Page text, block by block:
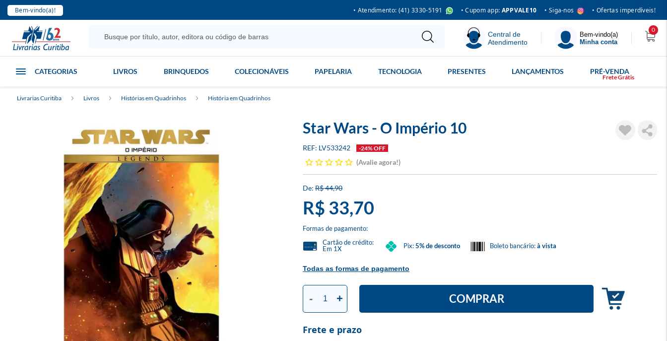
Bem-vindo(a)! • Atendimento: (41) 3330-5191 • Cupom app: APPVALE10 • Siga-nos • Ofertas imperdíveis!
Central de
Atendimento
Bem-vindo(a)
Minha conta
0
CATEGORIAS LIVROS BRINQUEDOS COLECIONÁVEIS PAPELARIA TECNOLOGIA PRESENTES LANÇAMENTOS PRÉ-VENDA
Livrarias Curitiba Livros Histórias em Quadrinhos História em Quadrinhos
Star Wars - O Império 10
LV533242 -24% OFF
Avalie agora!
R$ 44,90
R$ 33,70
Formas de pagamento:
Todas as formas de pagamento
Cartão de crédito:
Em 1X
Pix:5% de desconto Boleto bancário:à vista
- + COMPRAR
Frete e prazo